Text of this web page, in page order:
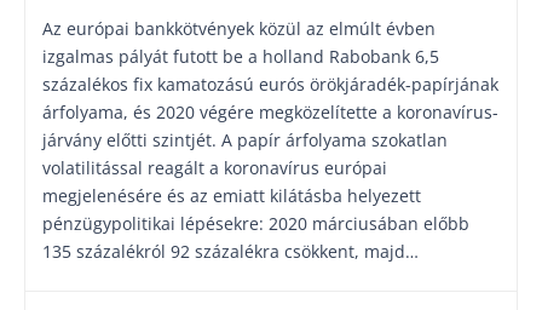
Az európai bankkötvények közül az elmúlt évben
izgalmas pályát futott be a holland Rabobank 6,5
százalékos fix kamatozású eurós örökjáradék-papírjának
árfolyama, és 2020 végére megközelítette a koronavírus-
járvány előtti szintjét. A papír árfolyama szokatlan
volatilitással reagált a koronavírus európai
megjelenésére és az emiatt kilátásba helyezett
pénzügypolitikai lépésekre: 2020 márciusában előbb
135 százalékról 92 százalékra csökkent, majd…